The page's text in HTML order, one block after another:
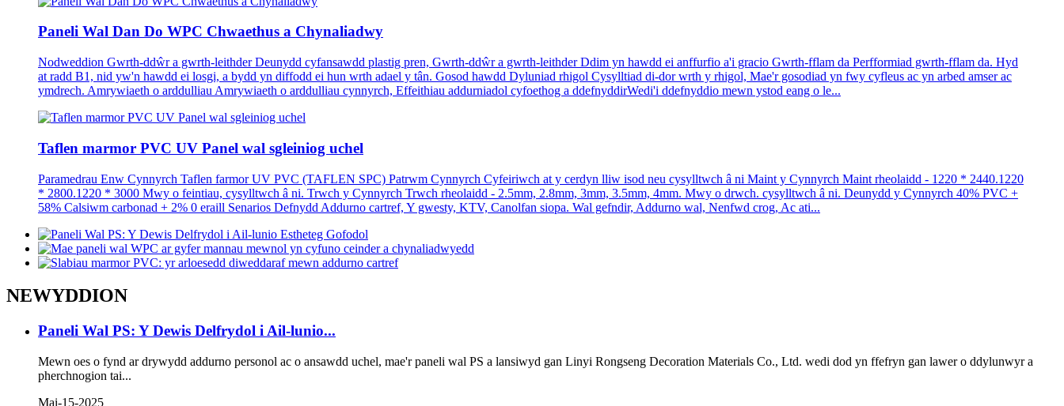
Paneli Wal Dan Do WPC Chwaethus a Chynaliadwy
Nodweddion Gwrth-ddŵr a gwrth-leithder Deunydd cyfansawdd plastig pren, Gwrth-ddŵr a gwrth-leithder Ddim yn hawdd ei anffurfio a'i gracio Gwrth-fflam da Perfformiad gwrth-fflam da. Hyd
at radd B1, nid yw'n hawdd ei losgi, a bydd yn diffodd ei hun wrth adael y tân. Gosod hawdd Dyluniad rhigol Cysylltiad di-dor wrth y rhigol, Mae'r gosodiad yn fwy cyfleus ac yn arbed amser ac
ymdrech. Amrywiaeth o arddulliau Amrywiaeth o arddulliau cynnyrch, Effeithiau addurniadol cyfoethog a ddefnyddirWedi'i ddefnyddio mewn ystod eang o le...
Taflen marmor PVC UV Panel wal sgleiniog uchel
Paramedrau Enw Cynnyrch Taflen farmor UV PVC (TAFLEN SPC) Patrwm Cynnyrch Cyfeiriwch at y cerdyn lliw isod neu cysylltwch â ni Maint y Cynnyrch Maint rheolaidd - 1220 * 2440.1220
* 2800.1220 * 3000 Mwy o feintiau, cysylltwch â ni. Trwch y Cynnyrch Trwch rheolaidd - 2.5mm, 2.8mm, 3mm, 3.5mm, 4mm. Mwy o drwch. cysylltwch â ni. Deunydd y Cynnyrch 40% PVC +
58% Calsiwm carbonad + 2% 0 eraill Senarios Defnydd Addurno cartref, Y gwesty, KTV, Canolfan siopa. Wal gefndir, Addurno wal, Nenfwd crog, Ac ati...
NEWYDDION
Paneli Wal PS: Y Dewis Delfrydol i Ail-lunio...
Mewn oes o fynd ar drywydd addurno personol ac o ansawdd uchel, mae'r paneli wal PS a lansiwyd gan Linyi Rongseng Decoration Materials Co., Ltd. wedi dod yn ffefryn gan lawer o ddylunwyr a
pherchnogion tai...
Mai-15-2025